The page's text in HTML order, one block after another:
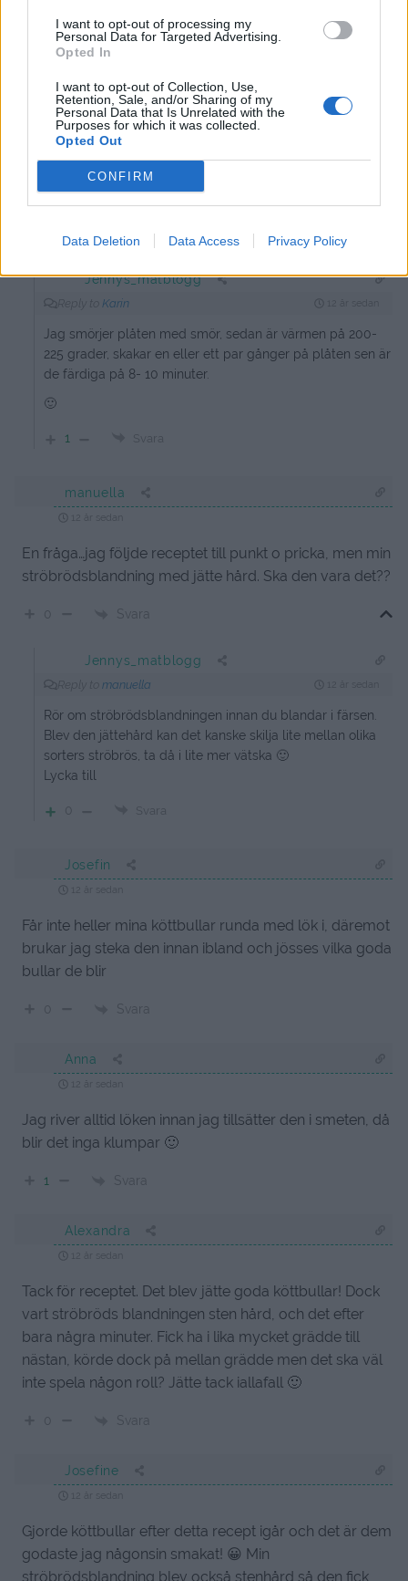
I want to opt-out of processing my
Personal Data for Targeted Advertising.
Opted In
I want to opt-out of Collection, Use,
Retention, Sale, and/or Sharing of my
Personal Data that Is Unrelated with the
Purposes for which it was collected.
Opted Out
CONFIRM
Data Deletion Data Access Privacy Policy
fall. Men dessa gick hem 🙂
0
Karin
12 år sedan
Hur länge i ugnen? Ugnstemperatur? Rör du
runt/vänder köttbullarna ibland när du gör dem i ugn?
Jennys_matblogg
Karin
Jag smörjer plåten med smör, sedan är värmen på 200-
225 grader, skakar en eller ett par gånger på plåten sen är
de färdiga på 8- 10 minuter.
🙂
1 Svara
manuella
12 år sedan
En fråga…jag följde receptet till punkt o pricka, men min
ströbrödsblandning med jätte hård. Ska den vara det??
0 Svara
Jennys_matblogg
manuella
Rör om ströbrödsblandningen innan du blandar i färsen.
Blev den jättehård kan det kanske skilja lite mellan olika
sorters ströbrös, ta då i lite mer vätska 🙂
Lycka till
0 Svara
Josefin
12 år sedan
Får inte heller mina köttbullar runda med lök i, däremot
brukar jag steka den innan ibland och jösses vilka goda
bullar de blir
0 Svara
Anna
12 år sedan
Jag river alltid löken innan jag tillsätter den i smeten, då
blir det inga klumpar 🙂
1 Svara
Alexandra
12 år sedan
Tack för receptet. Det blev jätte goda köttbullar! Dock
vart ströbröds blandningen sten hård, och det efter
bara några minuter. Fick ha i lika mycket grädde till
nästan, körde dock på mellan grädde men det ska väl
inte spela någon roll? Jätte tack iallafall 🙂
0 Svara
Josefine
12 år sedan
Gjorde köttbullar efter detta recept igår och det är dem
godaste jag någonsin smakat! 😀 Min
ströbrödsblandning blev också stenhård så den fick